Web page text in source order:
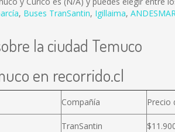
, Buses TranSantin, Igillaima,
la ciudad Temuco
en recorrido.cl
Compañía Precio
TranSantin